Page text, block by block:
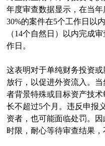
年度审查数据显示，在当
30%的案件在5个工作日以
（14个自然日）以内完成
作日。
这表明对于单纯财务投资
放行，以促进外资流入。
者背景特殊或目标资产技
长不超过5个月。违反申报
资者，也可能面临处罚。
时限，耐心等待审查结果，